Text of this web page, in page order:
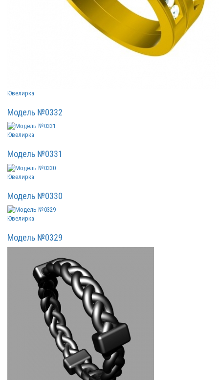
Ювелирка
Модель №0332
Ювелирка
Модель №0331
Ювелирка
Модель №0330
Ювелирка
Модель №0329